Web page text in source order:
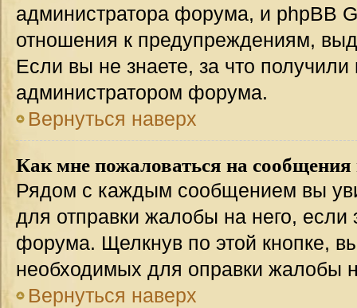
администратора форума, и phpBB
отношения к предупреждениям,
Если вы не знаете, за что
администратором форума.
Вернуться наверх
Как мне пожаловаться на сообщения
Рядом с каждым сообщением вы
для отправки жалобы на него,
форума. Щелкнув по этой кнопке,
необходимых для оправки жалобы
Вернуться наверх